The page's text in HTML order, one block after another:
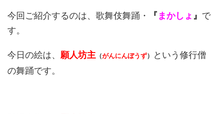
今回ご紹介するのは、歌舞伎舞踊・ 『まかしょ 』 で
す。
今日の絵は、 願人坊主 （がんにんぼうず）
という修行僧
の舞踊です。